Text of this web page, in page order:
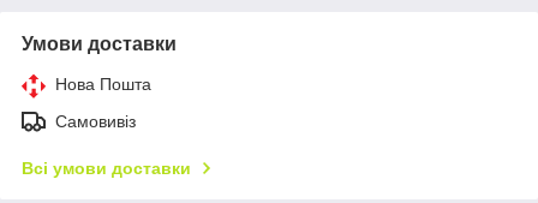
Умови доставки
Нова Пошта
Самовивіз
Всі умови доставки